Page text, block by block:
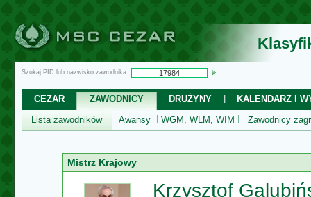
Szukaj PID lub nazwisko zawodnika:
CEZAR ZAWODNICY DRUŻYNY
KALENDARZ I
Lista zawodników
Awansy WGM, WLM, WIM Zawodnicy
Mistrz Krajowy
Krzysztof